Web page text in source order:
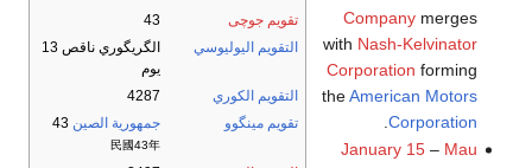
تقويم جوچى
43
التقويم اليوليوسي
الگريگوري ناقص 13
يوم
التقويم الكوري
4287
تقويم مينگوو
جمهورية الصين
民國43年
Companymerges
with Nash-Kelvinator
Corporation forming
theAmerican Motors
Corporation
January 15– Mau